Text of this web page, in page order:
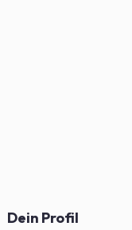
Dein Profil